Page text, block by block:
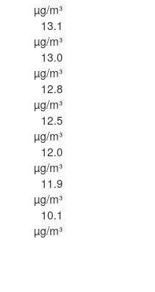
µg/m³
13.1
µg/m³
13.0
µg/m³
12.8
µg/m³
12.5
µg/m³
12.0
µg/m³
11.9
µg/m³
10.1
µg/m³